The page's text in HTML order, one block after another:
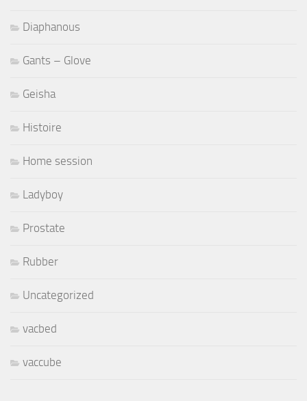
Diaphanous
Gants – Glove
Geisha
Histoire
Home session
Ladyboy
Prostate
Rubber
Uncategorized
vacbed
vaccube